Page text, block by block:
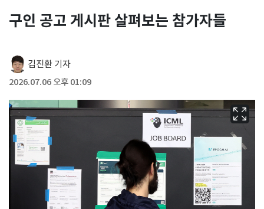
구인 공고 게시판 살펴보는 참가자들
김진환 기자
2026.07.06 오후 01:09